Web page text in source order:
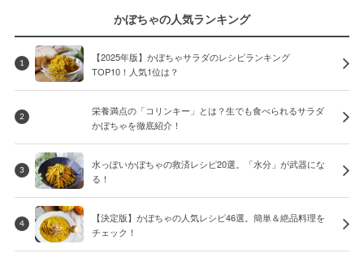
かぼちゃの人気ランキング
1
【2025年版】かぼちゃサラダのレシピランキング
TOP10！人気1位は？
2
栄養満点の「コリンキー」とは？生でも食べられるサラダ
かぼちゃを徹底紹介！
3
水っぽいかぼちゃの救済レシピ20選。「水分」が武器にな
る！
4
【決定版】かぼちゃの人気レシピ46選。簡単＆絶品料理を
チェック！